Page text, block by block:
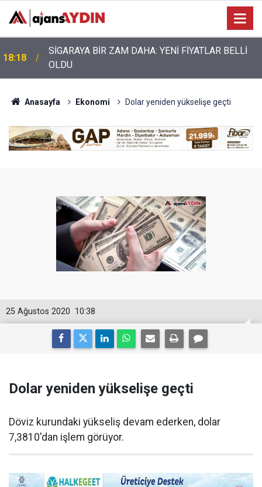
17:17
Nazilli’de motosiklet kazası: 28 yaşındaki sürücü
hayatını kaybetti
Anasayfa Ekonomi Dolar yeniden yükselişe geçti
10:38
25 Ağustos 2020
Dolar yeniden yükselişe geçti
Döviz kurundaki yükseliş devam ederken, dolar
7,3810'dan işlem görüyor.